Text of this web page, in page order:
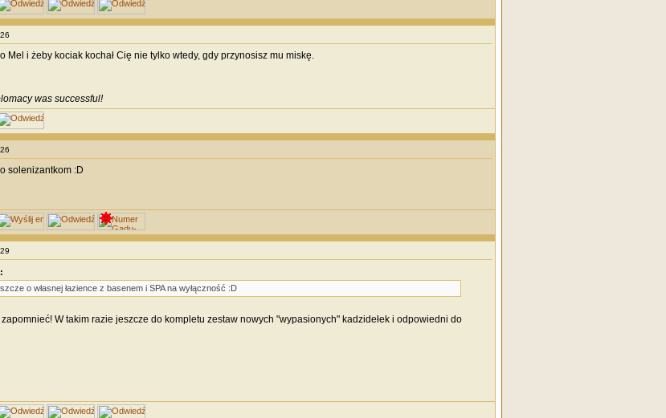
Mel i żeby kociak kochał Cię nie tylko wtedy, gdy przynosisz mu miskę.
was successful!
solenizantkom :D
o własnej łazience z basenem i SPA na wyłączność :D
zapomnieć! W takim razie jeszcze do kompletu zestaw nowych "wypasionych" kadzidełek i odpowiedni do